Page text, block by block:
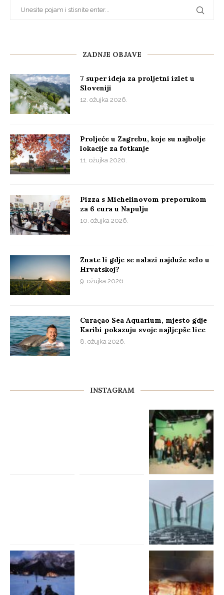
ZADNJE OBJAVE
7 super ideja za proljetni izlet u
Sloveniji
12. ožujka 2026.
Proljeće u Zagrebu, koje su najbolje
lokacije za fotkanje
11. ožujka 2026.
Pizza s Michelinovom preporukom
za 6 eura u Napulju
10. ožujka 2026.
Znate li gdje se nalazi najduže selo u
Hrvatskoj?
9. ožujka 2026.
Curaçao Sea Aquarium, mjesto gdje
Karibi pokazuju svoje najljepše lice
8. ožujka 2026.
INSTAGRAM